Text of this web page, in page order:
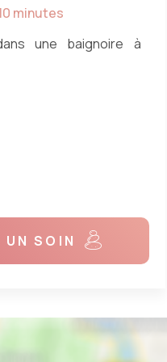
minutes
36°C à modulation de
UN SOIN